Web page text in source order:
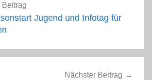
Beitrag
Jugend und Infotag für
Nächster Beitrag